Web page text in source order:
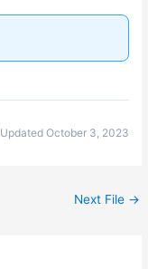
Updated October 3, 2023
Next File →